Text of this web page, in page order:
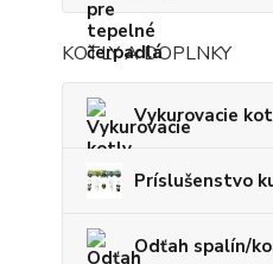
KOTLY A DOPLNKY
Vykurovacie
Príslušenstvo
Odťah spalín/